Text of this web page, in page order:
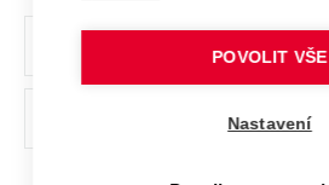
Ochrana osobních údajů
odkaz)
POVOLIT VŠE
Nastavení